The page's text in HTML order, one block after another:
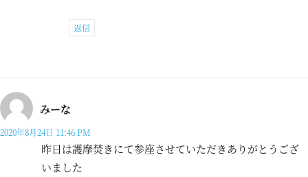
返信
みーな
2020年8月24日 11:46 PM
昨日は護摩焚きにて参座させていただきありがとうござ
いました